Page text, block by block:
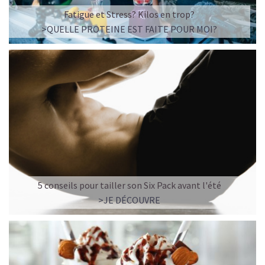
☕ LATTE MACCHIATO GLACÉ
Fatigue et Stress? Kilos en trop?
>QUELLE PROTEINE EST FAITE POUR MOI?
5 conseils pour tailler son Six Pack avant l'été
>JE DÉCOUVRE